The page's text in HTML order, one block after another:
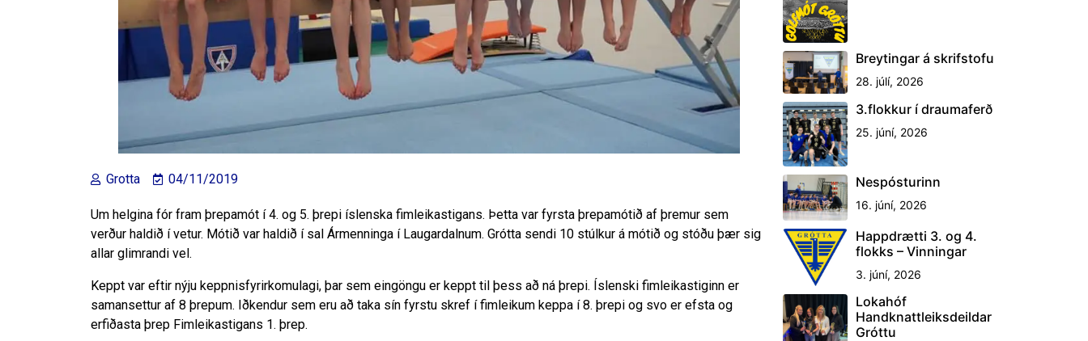
Grotta 04/11/2019
Um helgina fór fram þrepamót í 4. og 5. þrepi íslenska fimleikastigans. Þetta var fyrsta þrepamótið af þremur sem
verður haldið í vetur. Mótið var haldið í sal Ármenninga í Laugardalnum. Grótta sendi 10 stúlkur á mótið og stóðu þær sig
allar glimrandi vel.
Keppt var eftir nýju keppnisfyrirkomulagi, þar sem eingöngu er keppt til þess að ná þrepi. Íslenski fimleikastiginn er
samansettur af 8 þrepum. Iðkendur sem eru að taka sín fyrstu skref í fimleikum keppa í 8. þrepi og svo er efsta og
erfiðasta þrep Fimleikastigans 1. þrep.
Breytingar á skrifstofu
28. júlí, 2026
3.flokkur í draumaferð
25. júní, 2026
Nespósturinn
16. júní, 2026
Happdrætti 3. og 4.
flokks – Vinningar
3. júní, 2026
Lokahóf
Handknattleiksdeildar
Gróttu